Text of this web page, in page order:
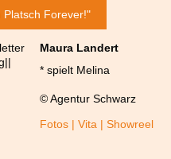
Platsch Forever!"
Maura Landert
* spielt Melina
© Agentur Schwarz
Fotos | Vita | Showreel